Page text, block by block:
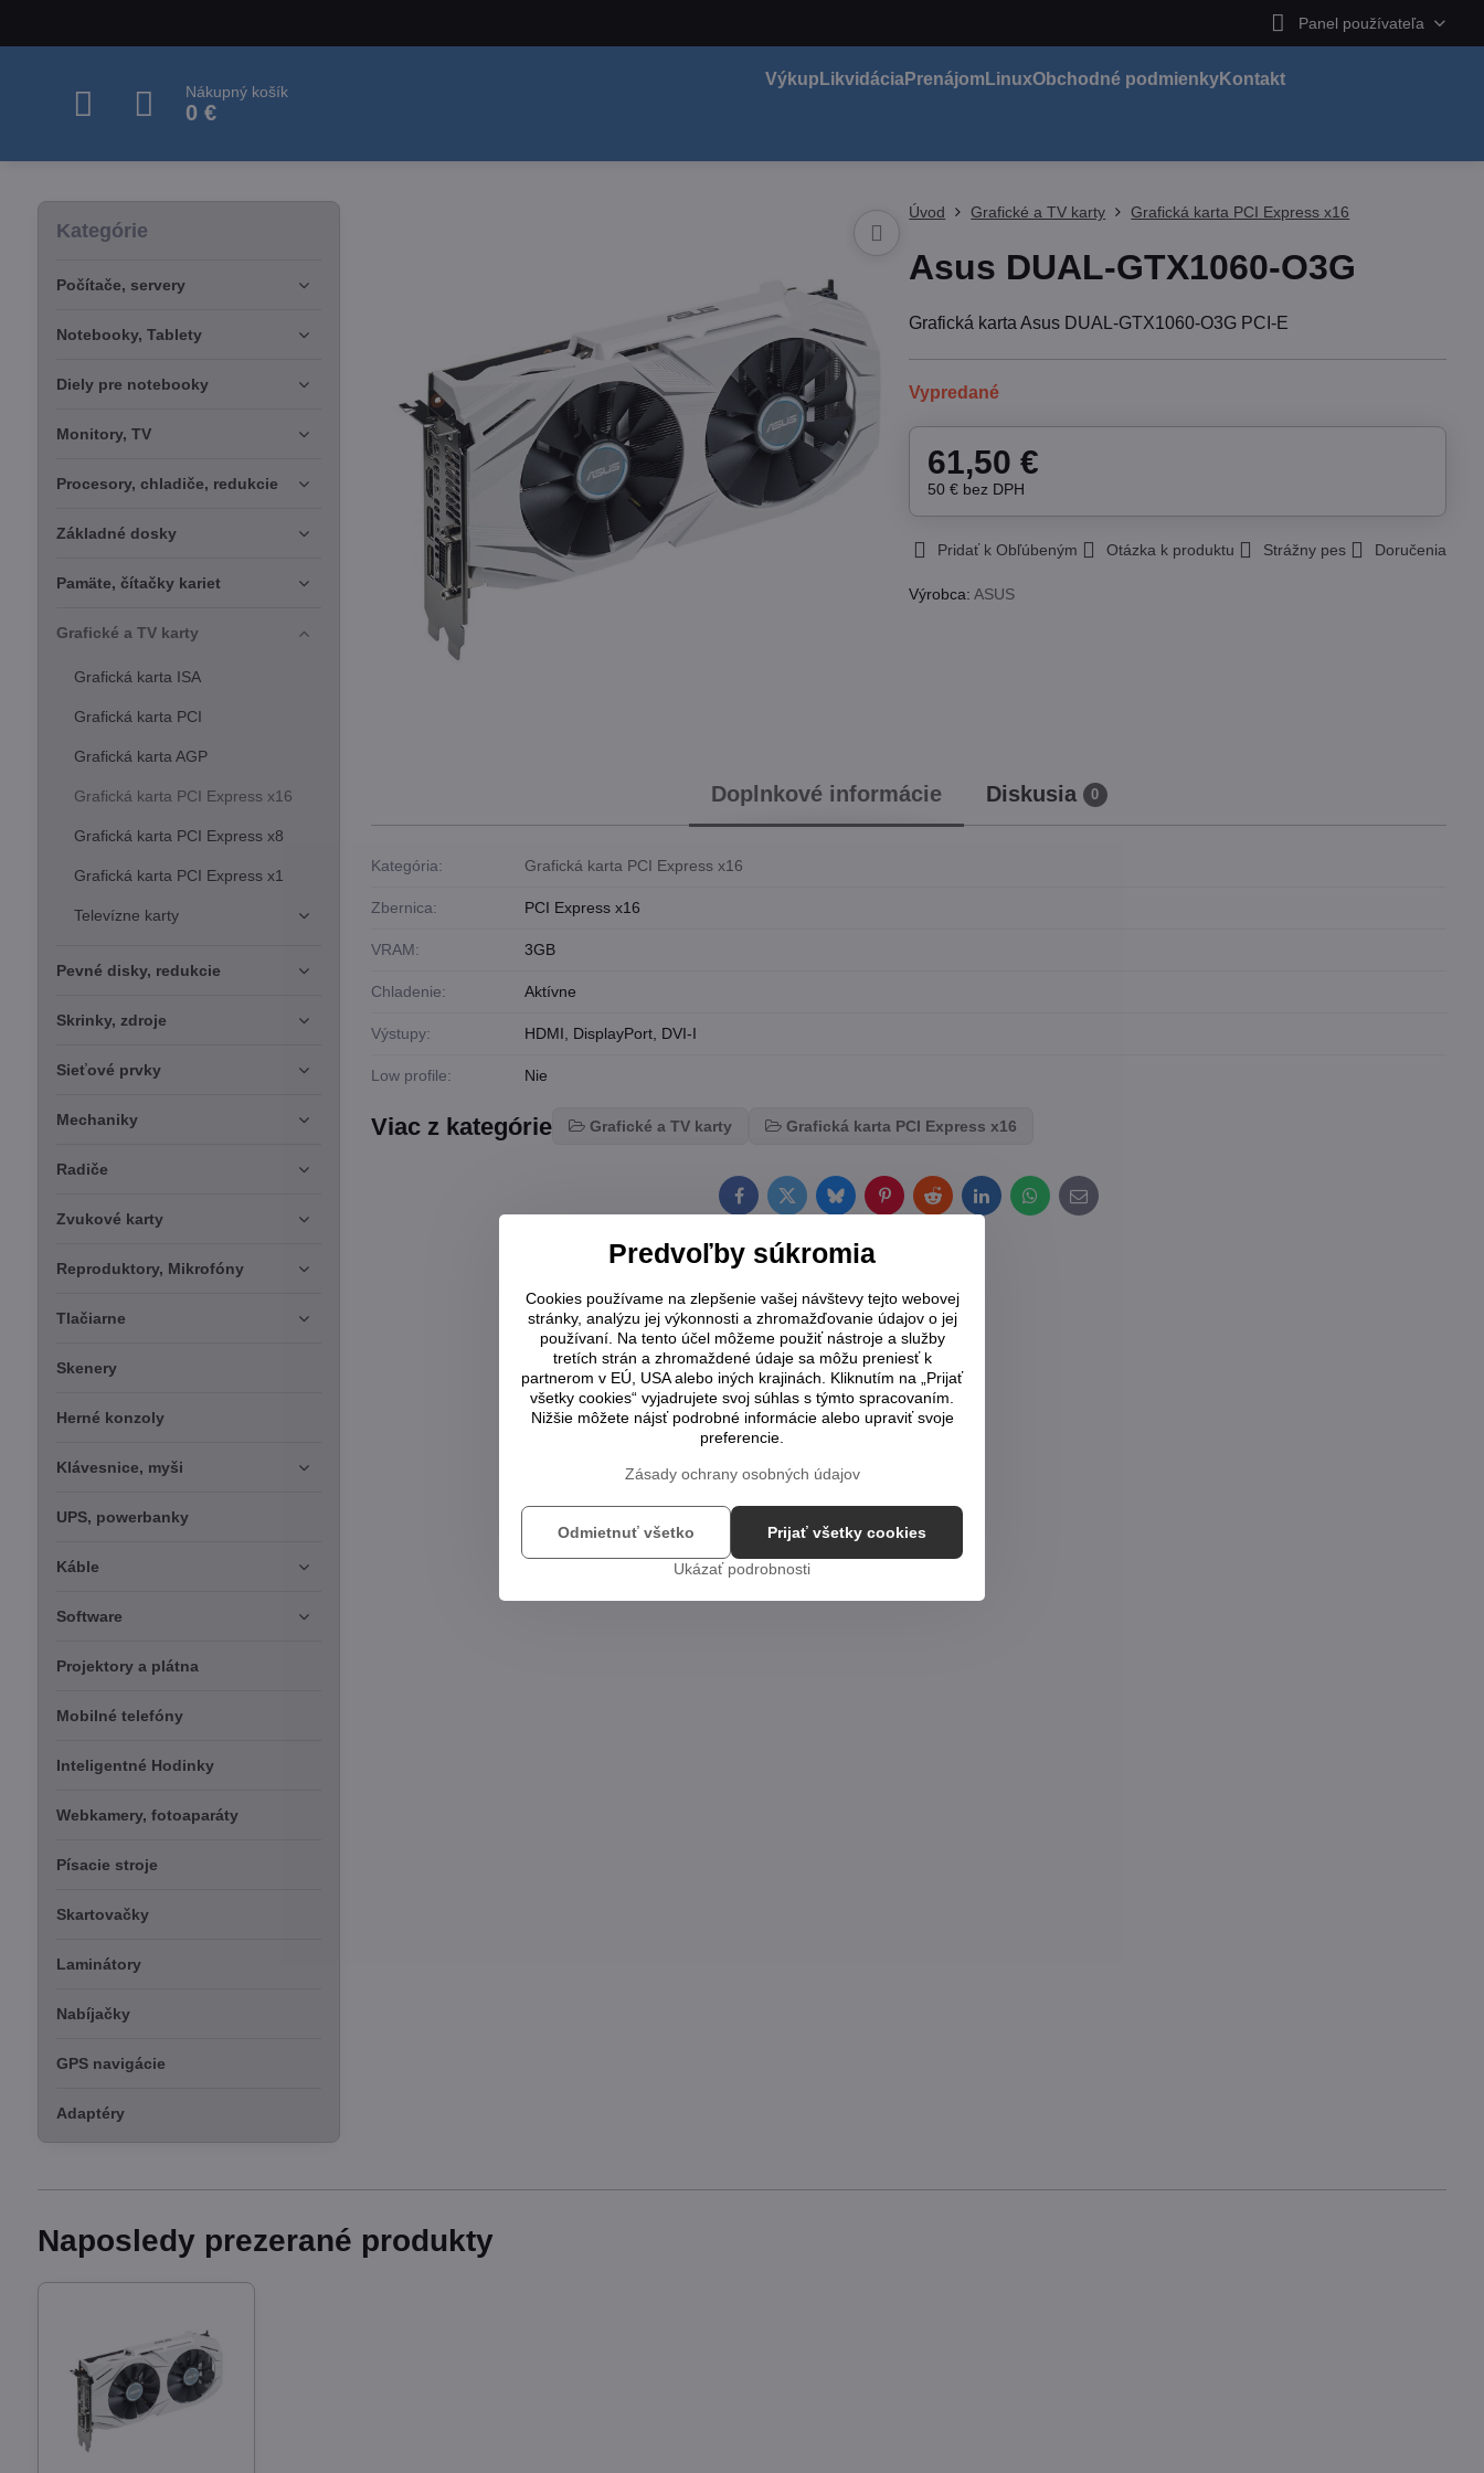
Panel používateľa
Nákupný košík
0 €
Výkup LikvidáciaPrenájom LinuxObchodné podmienkyKontakt
Úvod Grafické a TV karty Grafická karta PCI Express x16
Asus DUAL-GTX1060-O3G
Grafická karta Asus DUAL-GTX1060-O3G PCI-E
Vypredané
61,50 €
50 € bez DPH
Pridať k Obľúbeným Otázka k produktu Strážny pes Doručenia
Výrobca:ASUS
Doplnkové informácie Diskusia 0
Kategória: Grafická karta PCI Express x16
Zbernica: PCI Express x16
VRAM: 3GB
Chladenie: Aktívne
Výstupy: HDMI, DisplayPort, DVI-I
Low profile: Nie
Viac z kategórie Grafické a TV karty Grafická karta PCI Express x16
FacebookTwitterBlueskyPinterestRedditLinkedInWhatsApp
E-
mail
Kategórie
Počítače, servery
Notebooky, Tablety
Diely pre notebooky
Monitory, TV
Procesory, chladiče, redukcie
Základné dosky
Pamäte, čítačky kariet
Grafické a TV karty
Grafická karta ISA
Grafická karta PCI
Grafická karta AGP
Grafická karta PCI Express x16
Grafická karta PCI Express x8
Grafická karta PCI Express x1
Televízne karty
Pevné disky, redukcie
Skrinky, zdroje
Sieťové prvky
Mechaniky
Radiče
Zvukové karty
Reproduktory, Mikrofóny
Tlačiarne
Skenery
Herné konzoly
Klávesnice, myši
UPS, powerbanky
Káble
Software
Projektory a plátna
Mobilné telefóny
Inteligentné Hodinky
Webkamery, fotoaparáty
Písacie stroje
Skartovačky
Laminátory
Nabíjačky
GPS navigácie
Adaptéry
Naposledy prezerané produkty
Predvoľby súkromia
Cookies používame na zlepšenie vašej návštevy tejto webovej
stránky, analýzu jej výkonnosti a zhromažďovanie údajov o jej
používaní. Na tento účel môžeme použiť nástroje a služby
tretích strán a zhromaždené údaje sa môžu preniesť k
partnerom v EÚ, USA alebo iných krajinách. Kliknutím na „Prijať
všetky cookies“ vyjadrujete svoj súhlas s týmto spracovaním.
Nižšie môžete nájsť podrobné informácie alebo upraviť svoje
preferencie.
Zásady ochrany osobných údajov
Ukázať podrobnosti
Prijať všetky cookies
Odmietnuť všetko